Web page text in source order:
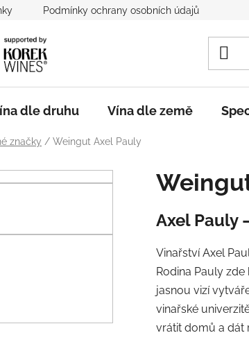
Podmínky ochrany osobních údajů
dle druhu Vína dle země
značky / Weingut Axel Pauly
Axel Pauly
Vinařství Axel
Rodina Pauly
jasnou vizí
vinařské
vrátit domů a dát